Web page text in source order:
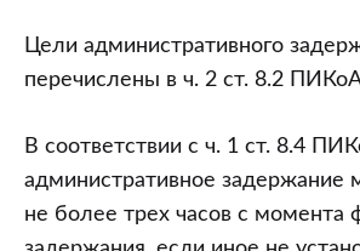
Цели административного
перечислены в ч. 2 ст. 8.2
В соответствии с ч. 1 ст. 8.4
административное задержание
не более трех часов с момента